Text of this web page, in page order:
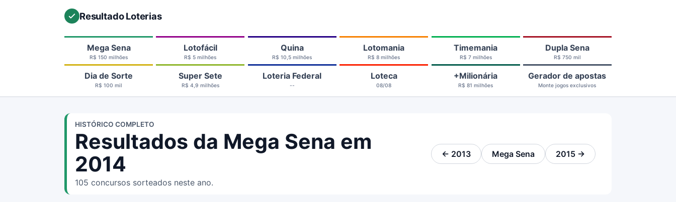
Resultado Loterias
Mega Sena
R$ 150 milhões
Lotofácil
R$ 5 milhões
Quina
R$ 10,5 milhões
Lotomania
R$ 8 milhões
Timemania
R$ 7 milhões
Dupla Sena
R$ 750 mil
Dia de Sorte
R$ 100 mil
Super Sete
R$ 4,9 milhões
Loteria Federal
--
Loteca
08/08
+Milionária
R$ 81 milhões
Gerador de apostas
Monte jogos exclusivos
HISTÓRICO COMPLETO
Resultados da Mega Sena em
2014
105 concursos sorteados neste ano.
← 2013 Mega Sena 2015 →